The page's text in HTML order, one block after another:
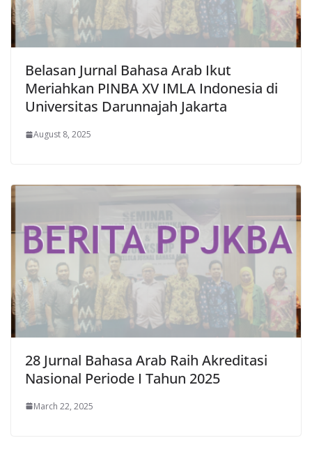
Belasan Jurnal Bahasa Arab Ikut
Meriahkan PINBA XV IMLA Indonesia di
Universitas Darunnajah Jakarta
August 8, 2025
28 Jurnal Bahasa Arab Raih Akreditasi
Nasional Periode I Tahun 2025
March 22, 2025